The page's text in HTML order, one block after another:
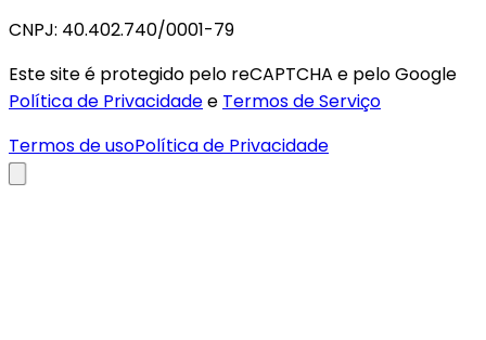
CNPJ: 40.402.740/0001-79
Este site é protegido pelo reCAPTCHA e pelo Google
Política de Privacidadee Termos de Serviço
Termos de usoPolítica de Privacidade